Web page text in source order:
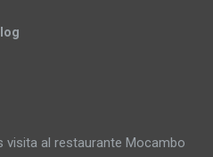
visita al restaurante Mocambo